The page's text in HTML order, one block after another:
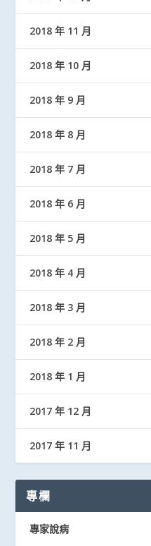
2018 年 11 月
2018 年 10 月
2018 年 9 月
2018 年 8 月
2018 年 7 月
2018 年 6 月
2018 年 5 月
2018 年 4 月
2018 年 3 月
2018 年 2 月
2018 年 1 月
2017 年 12 月
2017 年 11 月
專欄
專家說病